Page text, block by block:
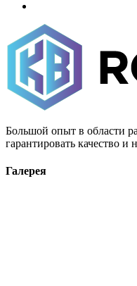
Большой опыт в области
гарантировать качество
Галерея